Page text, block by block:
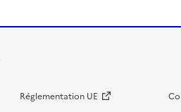
Réglementation UE